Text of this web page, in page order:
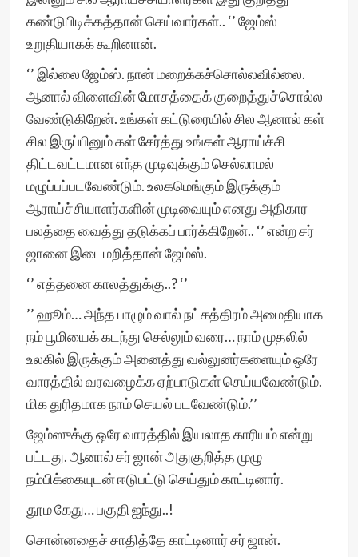
கண்டுபிடிக்கத்தான் செய்வார்கள்.. ‘’ ஜேம்ஸ்
உறுதியாகக் கூறினான்.
‘’ இல்லை ஜேம்ஸ். நான் மறைக்கச்சொல்லவில்லை.
ஆனால் விளைவின் மோசத்தைக் குறைத்துச்சொல்ல
வேண்டுகிறேன். உங்கள் கட்டுரையில் சில ஆனால் கள்
சில இருப்பினும் கள் சேர்த்து உங்கள் ஆராய்ச்சி
திட்டவட்டமான எந்த முடிவுக்கும் செல்லாமல்
மழுப்பப்படவேண்டும். உலகமெங்கும் இருக்கும்
ஆராய்ச்சியாளர்களின் முடிவையும் எனது அதிகார
பலத்தை வைத்து தடுக்கப் பார்க்கிறேன்.. ‘’ என்ற சர்
ஜானை இடைமறித்தான் ஜேம்ஸ்.
‘’ எத்தனை காலத்துக்கு..? ‘’
’’ ஹூம்… அந்த பாழும் வால் நட்சத்திரம் அமைதியாக
நம் பூமியைக் கடந்து செல்லும் வரை… நாம் முதலில்
உலகில் இருக்கும் அனைத்து வல்லுனர்களையும் ஒரே
வாரத்தில் வரவழைக்க ஏற்பாடுகள் செய்யவேண்டும்.
மிக துரிதமாக நாம் செயல் படவேண்டும்.’’
ஜேம்ஸுக்கு ஒரே வாரத்தில் இயலாத காரியம் என்று
பட்டது. ஆனால் சர் ஜான் அதுகுறித்த முழு
நம்பிக்கையுடன் ஈடுபட்டு செய்தும் காட்டினார்.
தூம கேது… பகுதி ஐந்து..!
சொன்னதைச் சாதித்தே காட்டினார் சர் ஜான்.